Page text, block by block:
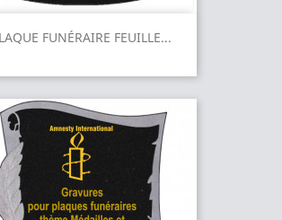
FUNÉRAIRE FEUILLE...